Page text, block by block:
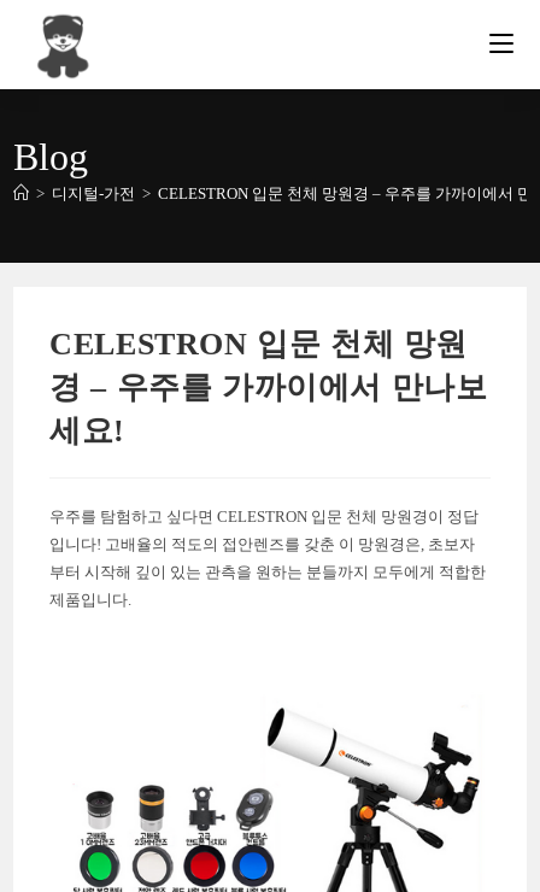
content
Blog
> 디지털-가전 > CELESTRON 입문 천체 망원경 – 우주를 가까이에서 만
CELESTRON 입문 천체 망원
경 – 우주를 가까이에서 만나보
세요!
우주를 탐험하고 싶다면 CELESTRON 입문 천체 망원경이 정답
입니다! 고배율의 적도의 접안렌즈를 갖춘 이 망원경은, 초보자
부터 시작해 깊이 있는 관측을 원하는 분들까지 모두에게 적합한
제품입니다.